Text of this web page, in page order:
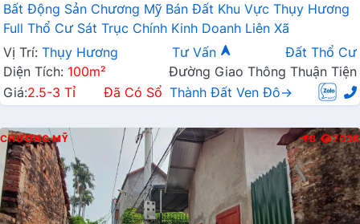
Bất Động Sản Chương Mỹ Bán Đất Khu Vực Thụy Hương
Full Thổ Cư Sát Trục Chính Kinh Doanh Liên Xã
Vị Trí: Thụy Hương Tư Vấn
Đất Thổ Cư
Diện Tích: 100m²
Đường Giao Thông Thuận Tiện
Giá:2.5-3 Tỉ Đã Có Sổ Thành Đất Ven Đô→
CHƯƠNG MỸ B 7036